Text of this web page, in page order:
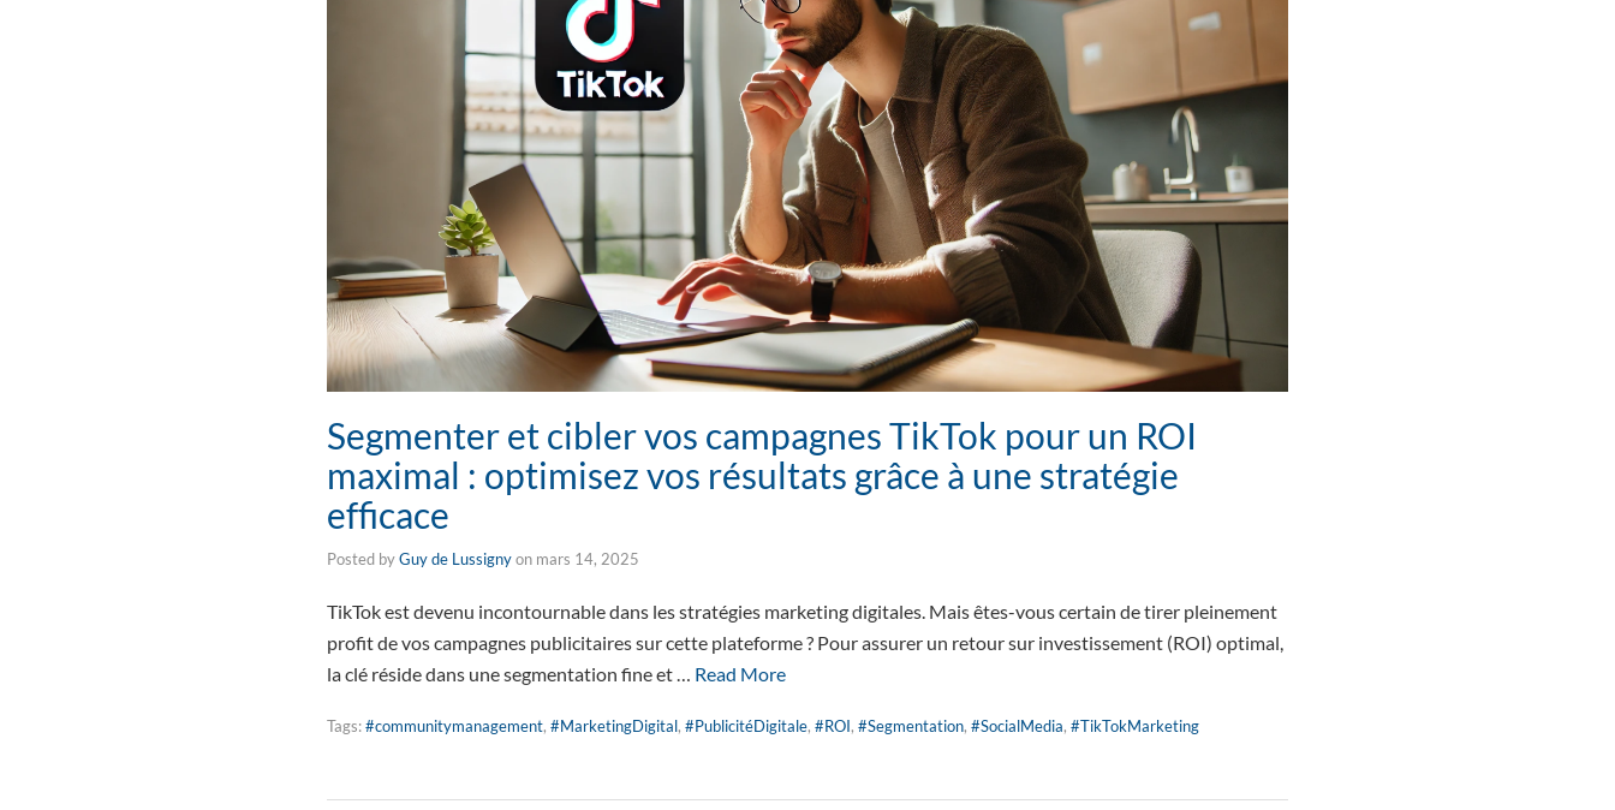
Segmenter et cibler vos campagnes TikTok pour un ROI
maximal : optimisez vos résultats grâce à une stratégie
efficace
Posted byGuy de Lussignyon mars 14, 2025
TikTok est devenu incontournable dans les stratégies marketing digitales. Mais êtes-vous certain de tirer pleinement
profit de vos campagnes publicitaires sur cette plateforme ? Pour assurer un retour sur investissement (ROI) optimal,
la clé réside dans une segmentation fine et … Read More
Tags:#communitymanagement, #MarketingDigital, #PublicitéDigitale, #ROI, #Segmentation, #SocialMedia, #TikTokMarketing